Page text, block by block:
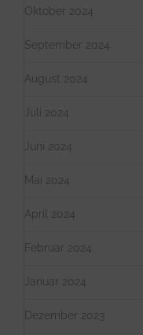
Oktober 2024
September 2024
August 2024
Juli 2024
Juni 2024
Mai 2024
April 2024
Februar 2024
Januar 2024
Dezember 2023